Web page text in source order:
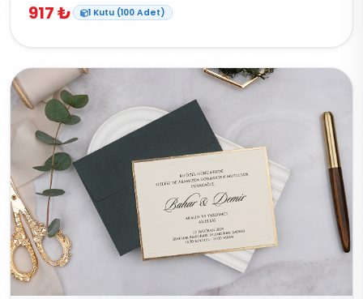
917 ₺ 1 Kutu (100 Adet)